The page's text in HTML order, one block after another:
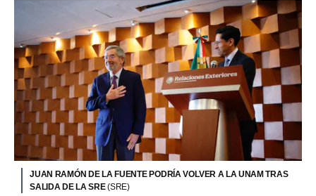
JUAN RAMÓN DE LA FUENTE PODRÍA VOLVER A LA UNAM TRAS
SALIDA DE LA SRE(SRE)